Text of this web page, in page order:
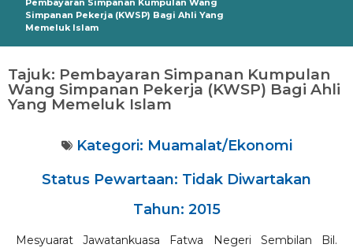
Simpanan Pekerja (KWSP) Bagi Ahli Yang
Memeluk Islam
Tajuk: Pembayaran Simpanan Kumpulan
Wang Simpanan Pekerja (KWSP) Bagi Ahli
Yang Memeluk Islam
Kategori: Muamalat/Ekonomi
Status Pewartaan: Tidak Diwartakan
Tahun: 2015
Mesyuarat Jawatankuasa Fatwa Negeri Sembilan Bil.